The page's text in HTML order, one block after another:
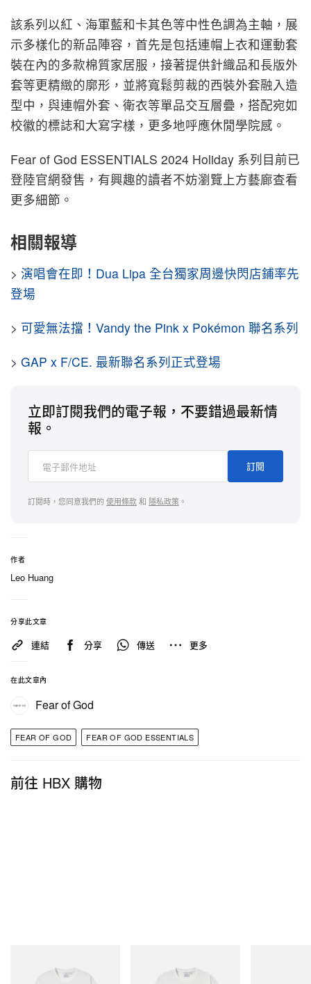
該系列以紅、海軍藍和卡其色等中性色調為主軸，展
示多樣化的新品陣容，首先是包括連帽上衣和運動套
裝在內的多款棉質家居服，接著提供針織品和長版外
套等更精緻的廓形，並將寬鬆剪裁的西裝外套融入造
型中，與連帽外套、衛衣等單品交互層疊，搭配宛如
校徽的標誌和大寫字樣，更多地呼應休閒學院感。
Fear of God ESSENTIALS 2024 Holiday 系列目前已
登陸官網發售，有興趣的讀者不妨瀏覽上方藝廊查看
更多細節。
相關報導
> 演唱會在即！Dua Lipa 全台獨家周邊快閃店鋪率先
登場
> 可愛無法擋！Vandy the Pink x Pokémon 聯名系列
> GAP x F/CE. 最新聯名系列正式登場
立即訂閱我們的電子報，不要錯過最新情
報。
訂閱
訂閱時，您同意我們的 使用條款和 隱私政策 。
作者
Leo Huang
分享此文章
連結 分享 傳送 更多
在此文章內
Fear of God
FEAR OF GOD FEAR OF GOD ESSENTIALS
前往 HBX 購物